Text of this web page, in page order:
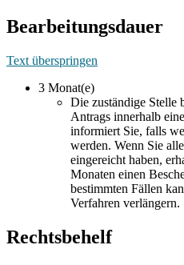
Bearbeitungsdauer
Text überspringen
3 Monat(e)
Die zuständige Stelle
Antrags innerhalb
informiert Sie, falls
werden. Wenn Sie
eingereicht haben,
Monaten einen
bestimmten Fällen
Verfahren verlängern.
Rechtsbehelf